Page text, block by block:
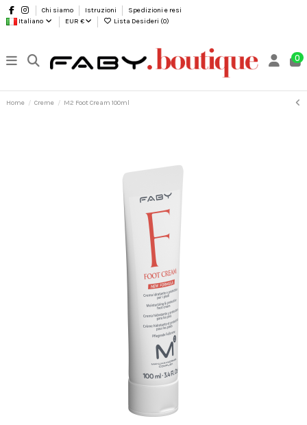
Chi siamo Istruzioni
Spedizioni e resi
Italiano
EUR € Lista Desideri (0)
0
Home Creme M2 Foot Cream 100ml